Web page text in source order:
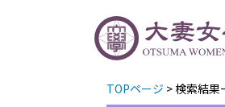
TOPページ > 検索結果